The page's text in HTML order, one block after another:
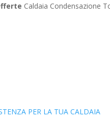
Caldaia Condensazione
PER LA TUA CALDAIA